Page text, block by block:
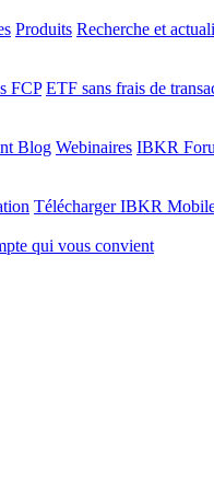
Produits Recherche et
FCP ETF sans frais de
Blog Webinaires IBKR
Télécharger IBKR
qui vous convient